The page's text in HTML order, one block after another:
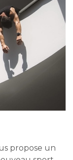
propose un